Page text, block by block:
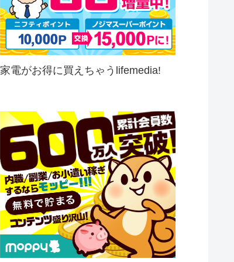
家電がお得に買えちゃうlifemedia!